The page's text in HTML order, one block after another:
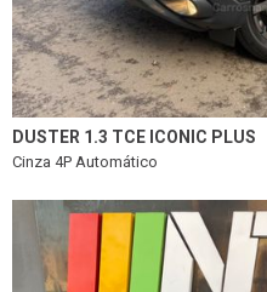
DUSTER 1.3 TCE ICONIC PLUS
Cinza 4P Automático